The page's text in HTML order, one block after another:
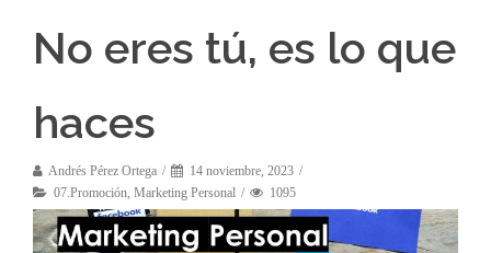
No eres tú, es lo que
haces
Andrés Pérez Ortega
14 noviembre, 2023
07.Promoción, Marketing Personal 1095